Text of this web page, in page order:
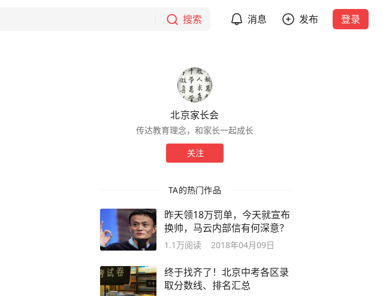
搜索 消息 发布 登录
北京家长会
传达教育理念，和家长一起成长
关注
TA的热门作品
昨天领18万罚单，今天就宣布
换帅，马云内部信有何深意？
1.1万阅读 2018年04月09日
终于找齐了！北京中考各区录
取分数线、排名汇总